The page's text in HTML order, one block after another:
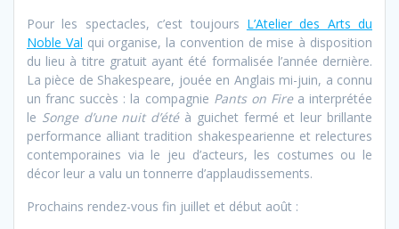
Pour les spectacles, c’est toujours L’Atelier des Arts du
Noble Val qui organise, la convention de mise à disposition
du lieu à titre gratuit ayant été formalisée l’année dernière.
La pièce de Shakespeare, jouée en Anglais mi-juin, a connu
un franc succès : la compagnie Pants on Firea interprétée
le Songe d’une nuit d’étéà guichet fermé et leur brillante
performance alliant tradition shakespearienne et relectures
contemporaines via le jeu d’acteurs, les costumes ou le
décor leur a valu un tonnerre d’applaudissements.
Prochains rendez-vous fin juillet et début août :